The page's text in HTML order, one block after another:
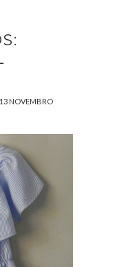
13 NOVEMBRO